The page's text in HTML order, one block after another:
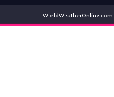
WorldWeatherOnline.com